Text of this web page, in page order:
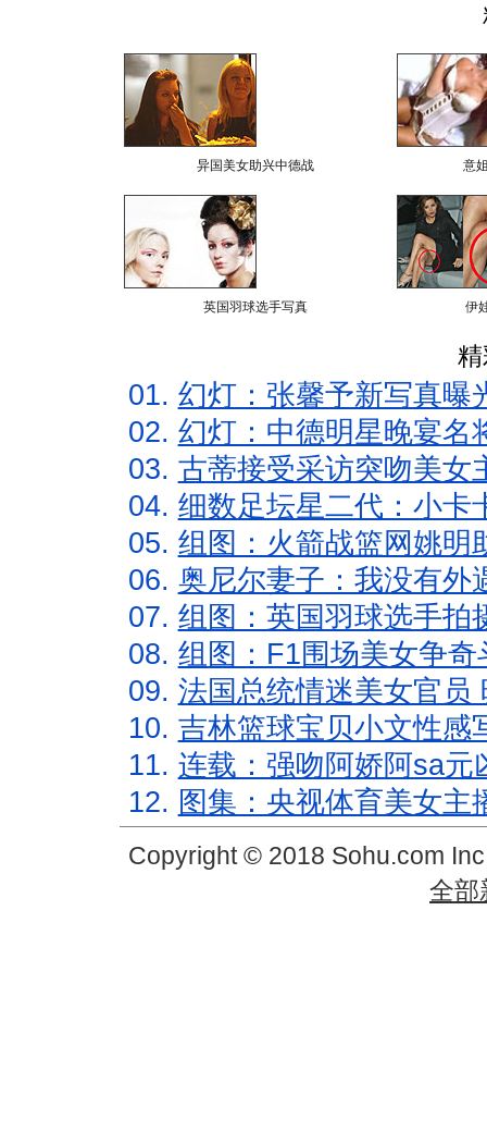
异国美女助兴中德战 意
英国羽球选手写真 伊
01. 幻灯：张馨予新写真曝
02. 幻灯：中德明星晚宴名
03. 古蒂接受采访突吻美女
04. 细数足坛星二代：小卡
05. 组图：火箭战篮网姚明
06. 奥尼尔妻子：我没有外
07. 组图：英国羽球选手拍
08. 组图：F1围场美女争
09. 法国总统情迷美女官员
10. 吉林篮球宝贝小文性感
11. 连载：强吻阿娇阿sa元
12. 图集：央视体育美女主
Copyright © 2018 Sohu.com
全部